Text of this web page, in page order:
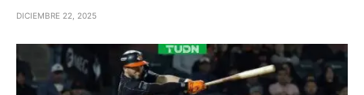
DICIEMBRE 22, 2025